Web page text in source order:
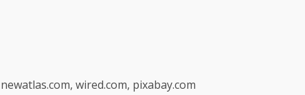
wired.com, pixabay.com